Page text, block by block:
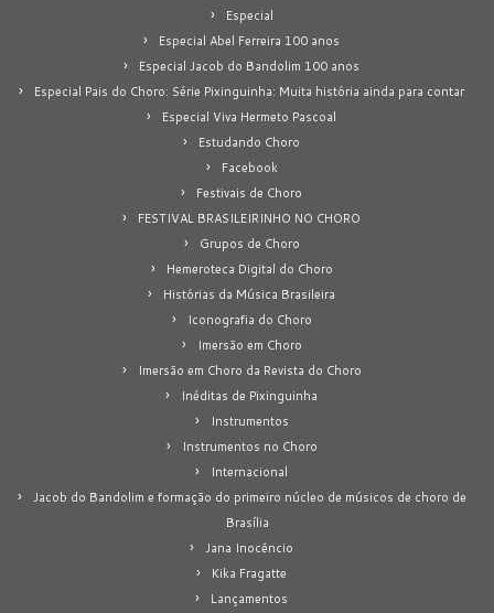
Especial
Especial Abel Ferreira 100 anos
Especial Jacob do Bandolim 100 anos
Especial Pais do Choro: Série Pixinguinha: Muita história ainda para contar
Especial Viva Hermeto Pascoal
Estudando Choro
Facebook
Festivais de Choro
FESTIVAL BRASILEIRINHO NO CHORO
Grupos de Choro
Hemeroteca Digital do Choro
Histórias da Música Brasileira
Iconografia do Choro
Imersão em Choro
Imersão em Choro da Revista do Choro
Inéditas de Pixinguinha
Instrumentos
Instrumentos no Choro
Internacional
Jacob do Bandolim e formação do primeiro núcleo de músicos de choro de
Brasília
Jana Inocêncio
Kika Fragatte
Lançamentos